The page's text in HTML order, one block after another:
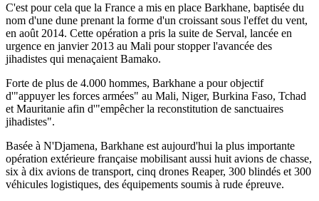
C'est pour cela que la France a mis en place Barkhane, baptisée du
nom d'une dune prenant la forme d'un croissant sous l'effet du vent,
en août 2014. Cette opération a pris la suite de Serval, lancée en
urgence en janvier 2013 au Mali pour stopper l'avancée des
jihadistes qui menaçaient Bamako.
Forte de plus de 4.000 hommes, Barkhane a pour objectif
d'"appuyer les forces armées" au Mali, Niger, Burkina Faso, Tchad
et Mauritanie afin d'"empêcher la reconstitution de sanctuaires
jihadistes".
Basée à N'Djamena, Barkhane est aujourd'hui la plus importante
opération extérieure française mobilisant aussi huit avions de chasse,
six à dix avions de transport, cinq drones Reaper, 300 blindés et 300
véhicules logistiques, des équipements soumis à rude épreuve.